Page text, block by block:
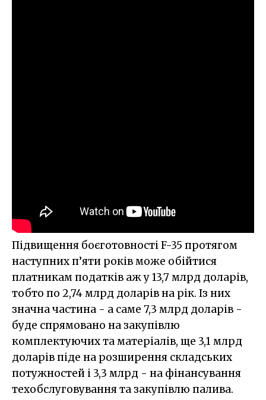
Підвищення боєготовності F-35 протягом
наступних п’яти років може обійтися
платникам податків аж у 13,7 млрд доларів,
тобто по 2,74 млрд доларів на рік. Із них
значна частина - а саме 7,3 млрд доларів -
буде спрямовано на закупівлю
комплектуючих та матеріалів, ще 3,1 млрд
доларів піде на розширення складських
потужностей і 3,3 млрд - на фінансування
техобслуговування та закупівлю палива.